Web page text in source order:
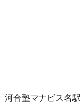
河合塾マナビス名